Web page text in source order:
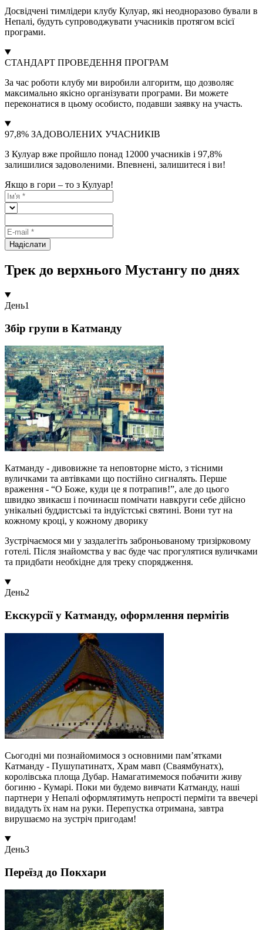
Досвідчені тимлідери клубу Кулуар, які неодноразово бували в
Непалі, будуть супроводжувати учасників протягом всієї
програми.
СТАНДАРТ ПРОВЕДЕННЯ ПРОГРАМ
За час роботи клубу ми виробили алгоритм, що дозволяє
максимально якісно організувати програми. Ви можете
переконатися в цьому особисто, подавши заявку на участь.
97,8% ЗАДОВОЛЕНИХ УЧАСНИКІВ
З Кулуар вже пройшло понад 12000 учасників і 97,8%
залишилися задоволеними. Впевнені, залишитеся і ви!
Якщо в гори – то з Кулуар!
Надіслати
Трек до верхнього Мустангу по днях
День1
Збір групи в Катманду
Катманду - дивовижне та неповторне місто, з тісними
вуличками та автівками що постійно сигналять. Перше
враження - “О Боже, куди це я потрапив!”, але до цього
швидко звикаєш і починаєш помічати навкруги себе дійсно
унікальні буддистські та індуїстські святині. Вони тут на
кожному кроці, у кожному дворику
Зустрічаємося ми у заздалегіть заброньованому тризірковому
готелі. Після знайомства у вас буде час прогулятися вуличками
та придбати необхідне для треку спорядження.
День2
Екскурсії у Катманду, оформлення пермітів
Сьогодні ми познайомимося з основними пам’ятками
Катманду - Пушупатинатх, Храм мавп (Сваямбунатх),
королівська площа Дубар. Намагатимемося побачити живу
богиню - Кумарі. Поки ми будемо вивчати Катманду, наші
партнери у Непалі оформлятимуть непрості перміти та ввечері
видадуть їх нам на руки. Перепустка отримана, завтра
вирушаємо на зустріч пригодам!
День3
Переїзд до Покхари